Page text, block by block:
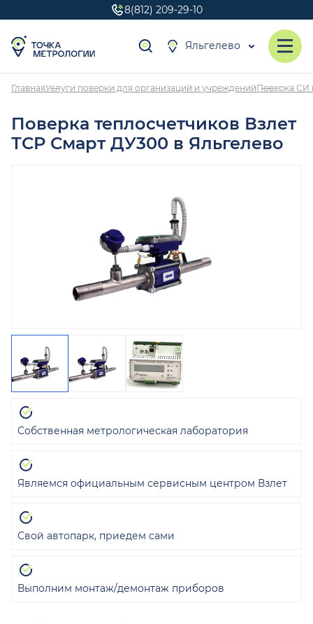
8(812) 209-29-10
Яльгелево
ГлавнаяУслуги поверки для организаций и учрежденийПоверка СИ
Поверка теплосчетчиков Взлет
ТСР Смарт ДУ300 в Яльгелево
Собственная метрологическая лаборатория
Являемся официальным сервисным центром Взлет
Свой автопарк, приедем сами
Выполним монтаж/демонтаж приборов